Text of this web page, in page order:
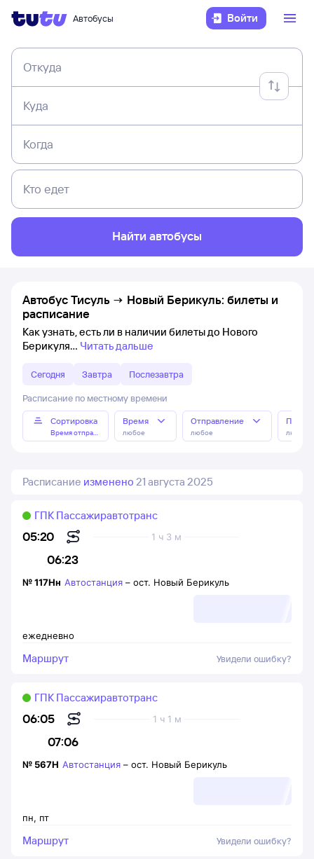
Автобусы Войти
Откуда
Куда
Когда
Кто едет
Найти автобусы
Автобус Тисуль → Новый Берикуль: билеты и
расписание
Как узнать, есть ли в наличии билеты до Нового
Берикуля
Читать дальше
Сегодня Завтра Послезавтра
Расписание по местному времени
Сортировка
Время отправления
Время
любое
Отправление
любое любое
Расписание изменено 21 августа 2025
05:20
06:23
1 ч 3 м
ГПК Пассажиравтотранс
ежедневно
№117Нн Автостанция – ост. Новый Берикуль
Маршрут Увидели ошибку?
06:05
07:06
1 ч 1 м
ГПК Пассажиравтотранс
пн, пт
№ 567Н Автостанция – ост. Новый Берикуль
Маршрут Увидели ошибку?